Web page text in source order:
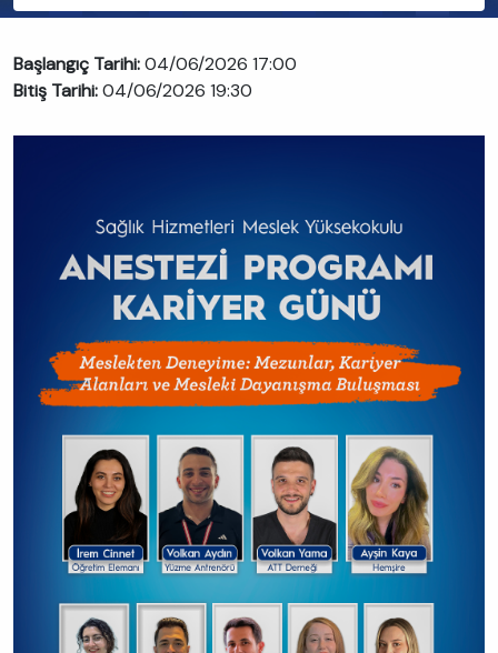
Başlangıç Tarihi:04/06/2026 17:00
Bitiş Tarihi:04/06/2026 19:30